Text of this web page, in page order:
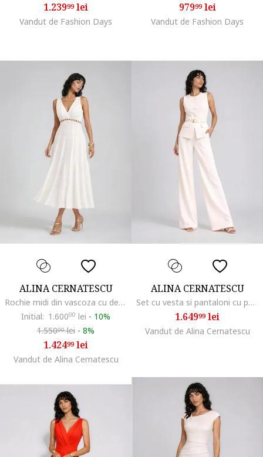
1.23999lei
Vandut de Fashion Days
97999lei
Vandut de Fashion Days
ALINA CERNATESCU
Rochie midi din vascoza cu decolteu in V Elio
Initial: 1.60000 lei - 10%
1.55000lei - 8%
1.42499lei
Vandut de Alina Cernatescu
ALINA CERNATESCU
Set cu vesta si pantaloni cu pense Ruya, Ivoire
1.64999lei
Vandut de Alina Cernatescu